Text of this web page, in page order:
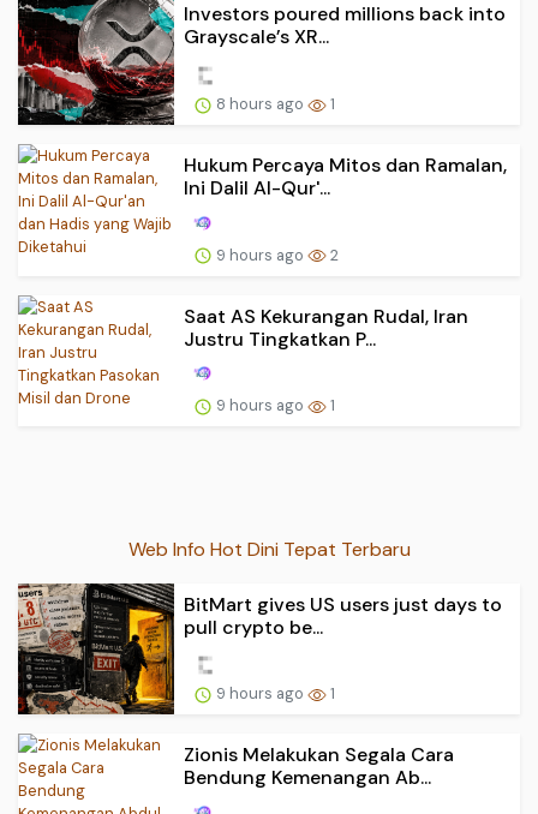
Investors poured millions back into
Grayscale’s XR...
8 hours ago 1
Hukum Percaya Mitos dan Ramalan,
Ini Dalil Al-Qur'...
9 hours ago 2
Saat AS Kekurangan Rudal, Iran
Justru Tingkatkan P...
9 hours ago 1
Web Info Hot Dini Tepat Terbaru
BitMart gives US users just days to
pull crypto be...
9 hours ago 1
Zionis Melakukan Segala Cara
Bendung Kemenangan Ab...